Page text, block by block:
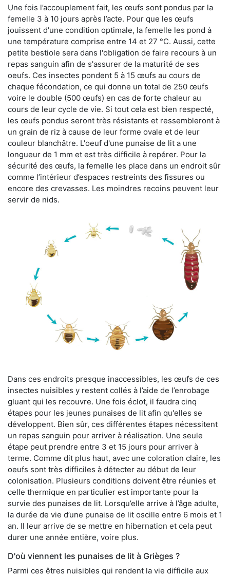
Une fois l’accouplement fait, les œufs sont pondus par la
femelle 3 à 10 jours après l’acte. Pour que les œufs
jouissent d'une condition optimale, la femelle les pond à
une température comprise entre 14 et 27 °C. Aussi, cette
petite bestiole sera dans l'obligation de faire recours à un
repas sanguin afin de s'assurer de la maturité de ses
oeufs. Ces insectes pondent 5 à 15 œufs au cours de
chaque fécondation, ce qui donne un total de 250 œufs
voire le double (500 œufs) en cas de forte chaleur au
cours de leur cycle de vie. Si tout cela est bien respecté,
les œufs pondus seront très résistants et ressembleront à
un grain de riz à cause de leur forme ovale et de leur
couleur blanchâtre. L'oeuf d'une punaise de lit a une
longueur de 1 mm et est très difficile à repérer. Pour la
sécurité des œufs, la femelle les place dans un endroit sûr
comme l’intérieur d’espaces restreints des fissures ou
encore des crevasses. Les moindres recoins peuvent leur
servir de nids.
Dans ces endroits presque inaccessibles, les œufs de ces
insectes nuisibles y restent collés à l’aide de l’enrobage
gluant qui les recouvre. Une fois éclot, il faudra cinq
étapes pour les jeunes punaises de lit afin qu'elles se
développent. Bien sûr, ces différentes étapes nécessitent
un repas sanguin pour arriver à réalisation. Une seule
étape peut prendre entre 3 et 15 jours pour arriver à
terme. Comme dit plus haut, avec une coloration claire, les
oeufs sont très difficiles à détecter au début de leur
colonisation. Plusieurs conditions doivent être réunies et
celle thermique en particulier est importante pour la
survie des punaises de lit. Lorsqu’elle arrive à l’âge adulte,
la durée de vie d’une punaise de lit oscille entre 6 mois et 1
an. Il leur arrive de se mettre en hibernation et cela peut
durer une année entière, voire plus.
D'où viennent les punaises de lit à Grièges ?
Parmi ces êtres nuisibles qui rendent la vie difficile aux